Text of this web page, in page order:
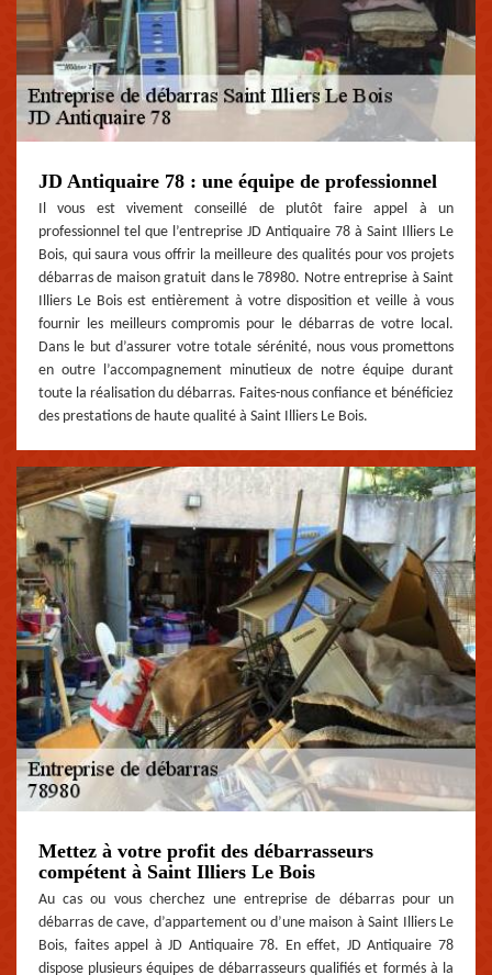
JD Antiquaire 78 : une équipe de professionnel
Il vous est vivement conseillé de plutôt faire appel à un
professionnel tel que l’entreprise JD Antiquaire 78 à Saint Illiers Le
Bois, qui saura vous offrir la meilleure des qualités pour vos projets
débarras de maison gratuit dans le 78980. Notre entreprise à Saint
Illiers Le Bois est entièrement à votre disposition et veille à vous
fournir les meilleurs compromis pour le débarras de votre local.
Dans le but d’assurer votre totale sérénité, nous vous promettons
en outre l’accompagnement minutieux de notre équipe durant
toute la réalisation du débarras. Faites-nous confiance et bénéficiez
des prestations de haute qualité à Saint Illiers Le Bois.
Mettez à votre profit des débarrasseurs
compétent à Saint Illiers Le Bois
Au cas ou vous cherchez une entreprise de débarras pour un
débarras de cave, d’appartement ou d’une maison à Saint Illiers Le
Bois, faites appel à JD Antiquaire 78. En effet, JD Antiquaire 78
dispose plusieurs équipes de débarrasseurs qualifiés et formés à la